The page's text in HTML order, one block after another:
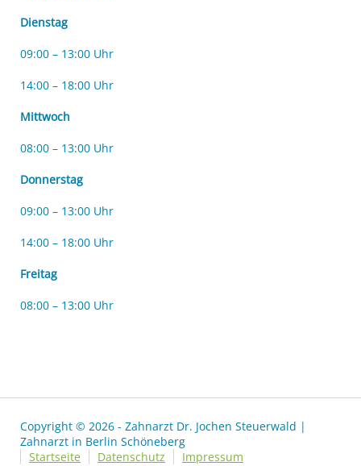
Dienstag
09:00 – 13:00 Uhr
14:00 – 18:00 Uhr
Mittwoch
08:00 – 13:00 Uhr
Donnerstag
09:00 – 13:00 Uhr
14:00 – 18:00 Uhr
Freitag
08:00 – 13:00 Uhr
Copyright © 2026 - Zahnarzt Dr. Jochen Steuerwald |
Zahnarzt in Berlin Schöneberg
Startseite
Datenschutz Impressum